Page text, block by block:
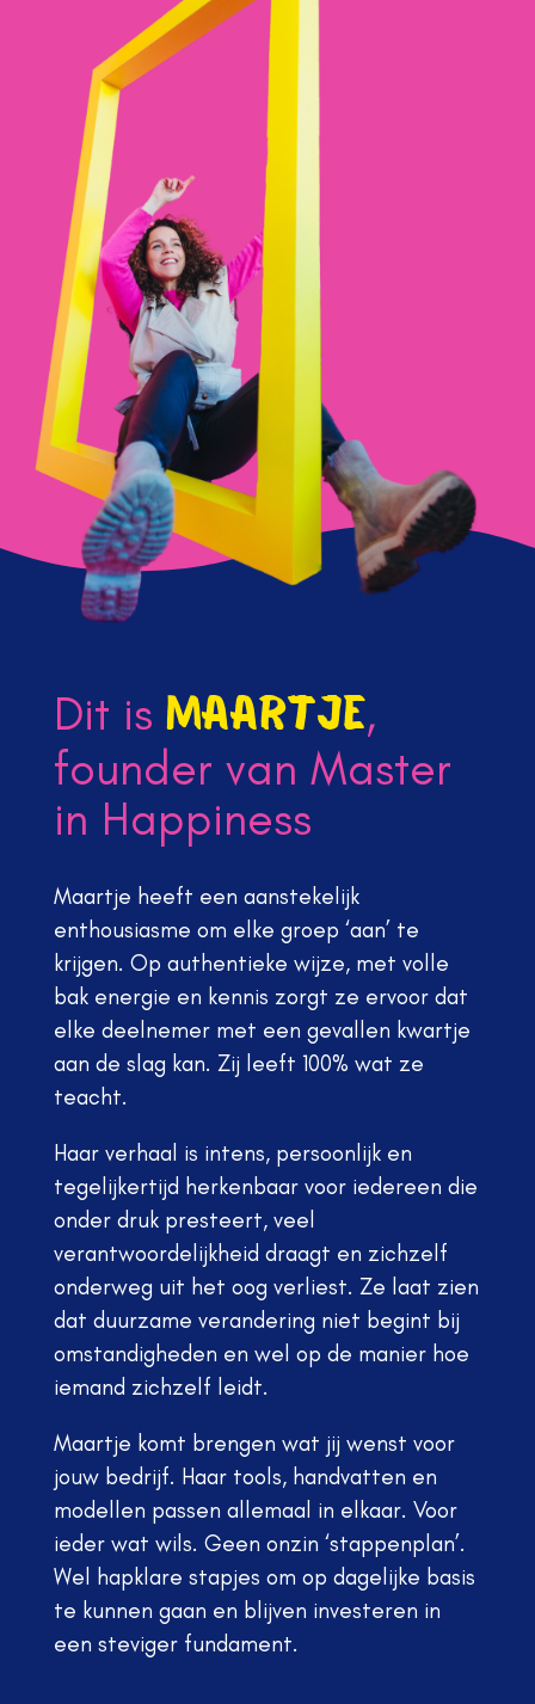
Dit is Maartje,
founder van Master
in Happiness
Maartje heeft een aanstekelijk
enthousiasme om elke groep ‘aan’ te
krijgen. Op authentieke wijze, met volle
bak energie en kennis zorgt ze ervoor dat
elke deelnemer met een gevallen kwartje
aan de slag kan. Zij leeft 100% wat ze
teacht.
Haar verhaal is intens, persoonlijk en
tegelijkertijd herkenbaar voor iedereen die
onder druk presteert, veel
verantwoordelijkheid draagt en zichzelf
onderweg uit het oog verliest. Ze laat zien
dat duurzame verandering niet begint bij
omstandigheden en wel op de manier hoe
iemand zichzelf leidt.
Maartje komt brengen wat jij wenst voor
jouw bedrijf. Haar tools, handvatten en
modellen passen allemaal in elkaar. Voor
ieder wat wils. Geen onzin ‘stappenplan’.
Wel hapklare stapjes om op dagelijke basis
te kunnen gaan en blijven investeren in
een steviger fundament.